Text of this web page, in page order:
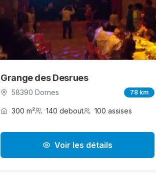
Grange des Desrues
58390 Dornes 78 km
300 m² 140 debout 100 assises
Voir les détails